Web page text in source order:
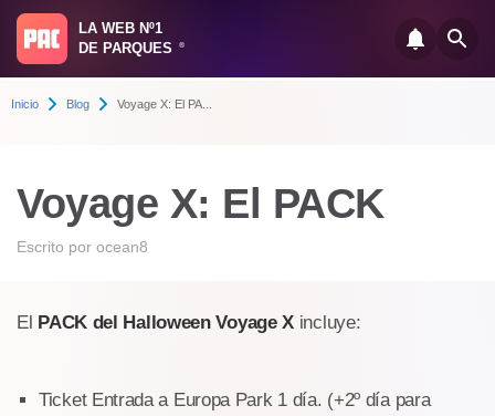
LA WEB Nº1
DE PARQUES
®
Inicio Blog Voyage X: El PA...
Voyage X: El PACK
Escrito por ocean8
El PACK del Halloween Voyage X incluye:
Ticket Entrada a Europa Park 1 día. (+2º día para